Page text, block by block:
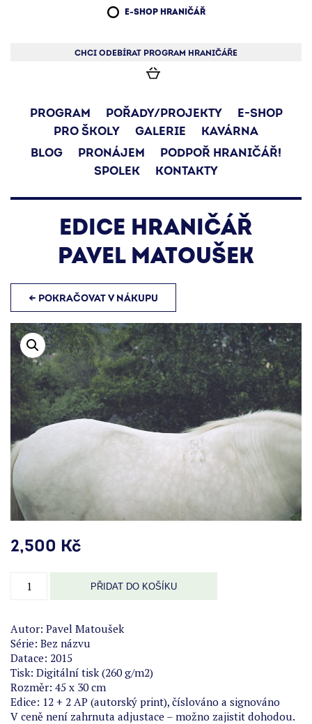
E-SHOP HRANIČÁŘ
CHCI ODEBÍRAT PROGRAM HRANIČÁŘE
PROGRAM POŘADY/PROJEKTY
E-SHOP
PRO ŠKOLY
GALERIE
KAVÁRNA
BLOG
PRONÁJEM
PODPOŘ HRANIČÁŘ!
SPOLEK
KONTAKTY
EDICE HRANIČÁŘ
PAVEL MATOUŠEK
← POKRAČOVAT V NÁKUPU
2,500 Kč
HraničářPavel
množství
PŘIDAT DO KOŠÍKU
Autor: Pavel Matoušek
Série: Bez názvu
Datace: 2015
Tisk: Digitální tisk (260 g/m2)
Rozměr: 45 x 30 cm
Edice: 12 + 2 AP (autorský print), číslováno a signováno
V ceně není zahrnuta adjustace – možno zajistit dohodou.